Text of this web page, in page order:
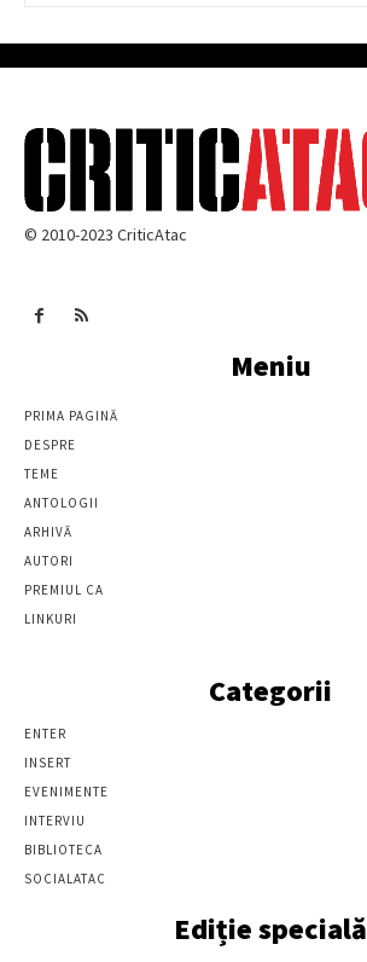
© 2010-2023 CriticAtac
Meniu
PRIMA PAGINĂ
DESPRE
TEME
ANTOLOGII
ARHIVĂ
AUTORI
PREMIUL CA
LINKURI
Categorii
ENTER
INSERT
EVENIMENTE
INTERVIU
BIBLIOTECA
SOCIALATAC
Ediție specială